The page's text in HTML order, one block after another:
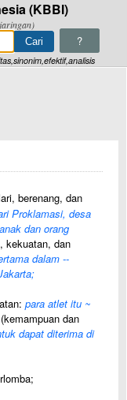
(KBBI)
?
berenang, dan
Proklamasi, desa
dan orang
kekuatan, dan
dalam --
para atlet itu ~
dan
dapat diterima di